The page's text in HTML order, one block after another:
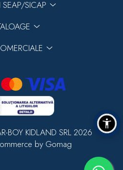
SEAP/SICAP
BOY KIDLAND SRL 2026
by Gomag